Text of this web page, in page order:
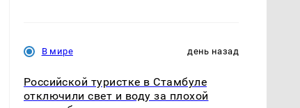
В мире день назад
Российской туристке в Стамбуле
отключили свет и воду за плохой